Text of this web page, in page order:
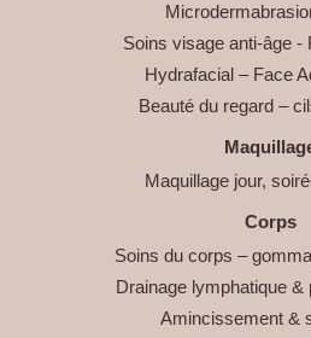
Soins visage anti-âge -
Hydrafacial – Face
Beauté du regard –
Maquillage jour,
Corps
Soins du corps –
Drainage lymphatique &
Amincissement &